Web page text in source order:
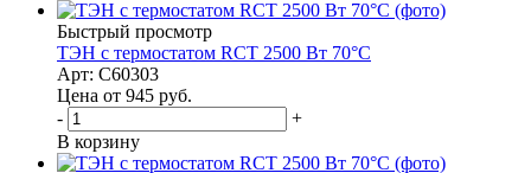
Быстрый просмотр
ТЭН с термостатом RCT 2500 Вт 70°С
Арт: C60303
Цена от 945 руб.
-
+
В корзину